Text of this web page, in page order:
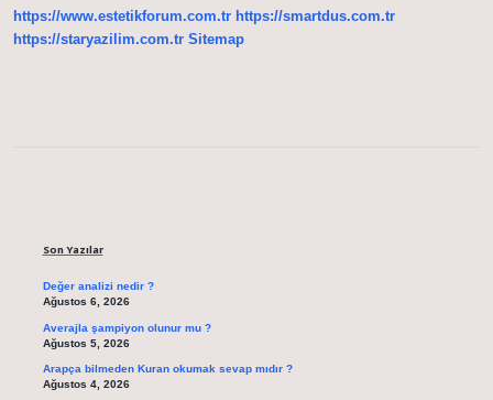
https://www.estetikforum.com.tr https://smartdus.com.tr
https://staryazilim.com.tr Sitemap
Son Yazılar
Değer analizi nedir ?
Ağustos 6, 2026
Averajla şampiyon olunur mu ?
Ağustos 5, 2026
Arapça bilmeden Kuran okumak sevap mıdır ?
Ağustos 4, 2026